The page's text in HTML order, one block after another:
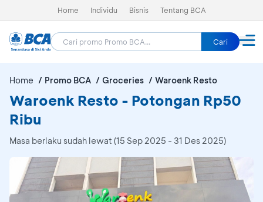
Home Individu Bisnis Tentang BCA
Cari
Home Promo BCA Groceries Waroenk Resto
Waroenk Resto - Potongan Rp50
Ribu
Masa berlaku sudah lewat (15 Sep 2025 - 31 Des 2025)